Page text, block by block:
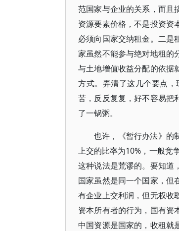
范国家与企业的关系，而且
资源要素价格，不是投资资
必须向国家交纳租金。二是
家虽然不能参与绝对地租的
与土地增值收益分配的依据
方式。弄清了这几个要点
苦，反反复复，好不容易把
了一锅粥。
也许，《暂行办法》的
上交的比率为10%，一般竞
这种说法是荒谬的。要知道
国家虽然是同一个国家，但
有企业上交利润，但无权收
资本所有者的行为，国有资
中国资源是国家的，收租就